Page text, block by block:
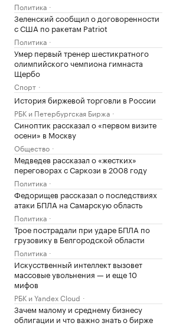
Политика
Зеленский сообщил о договоренности
с США по ракетам Patriot
Политика
Умер первый тренер шестикратного
олимпийского чемпиона гимнаста
Щербо
Спорт
История биржевой торговли в России
РБК и Петербургская Биржа
Синоптик рассказал о «первом визите
осени» в Москву
Общество
Медведев рассказал о «жестких»
переговорах с Саркози в 2008 году
Политика
Федорищев рассказал о последствиях
атаки БПЛА на Самарскую область
Политика
Трое пострадали при ударе БПЛА по
грузовику в Белгородской области
Политика
Искусственный интеллект вызовет
массовые увольнения — и еще 10
мифов
РБК и Yandex Cloud
Зачем малому и среднему бизнесу
облигации и что важно знать о бирже